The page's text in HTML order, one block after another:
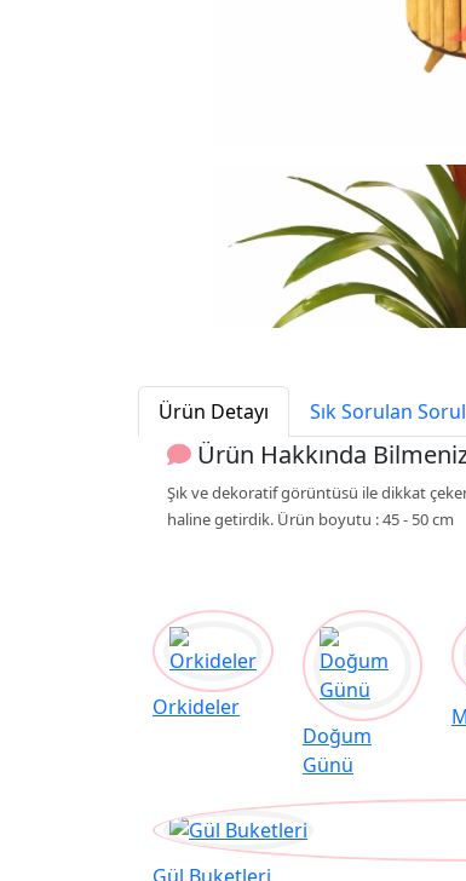
Ürün Detayı Sık Sorulan
Ürün Hakkında
Şık ve dekoratif görüntüsü ile dikkat
haline getirdik. Ürün boyutu : 45 - 50 cm
Orkideler
Doğum
Günü
Gül Buketleri